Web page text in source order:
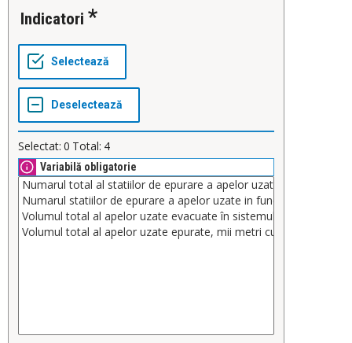
Indicatori
Selectat: 0 Total: 4
Variabilă obligatorie